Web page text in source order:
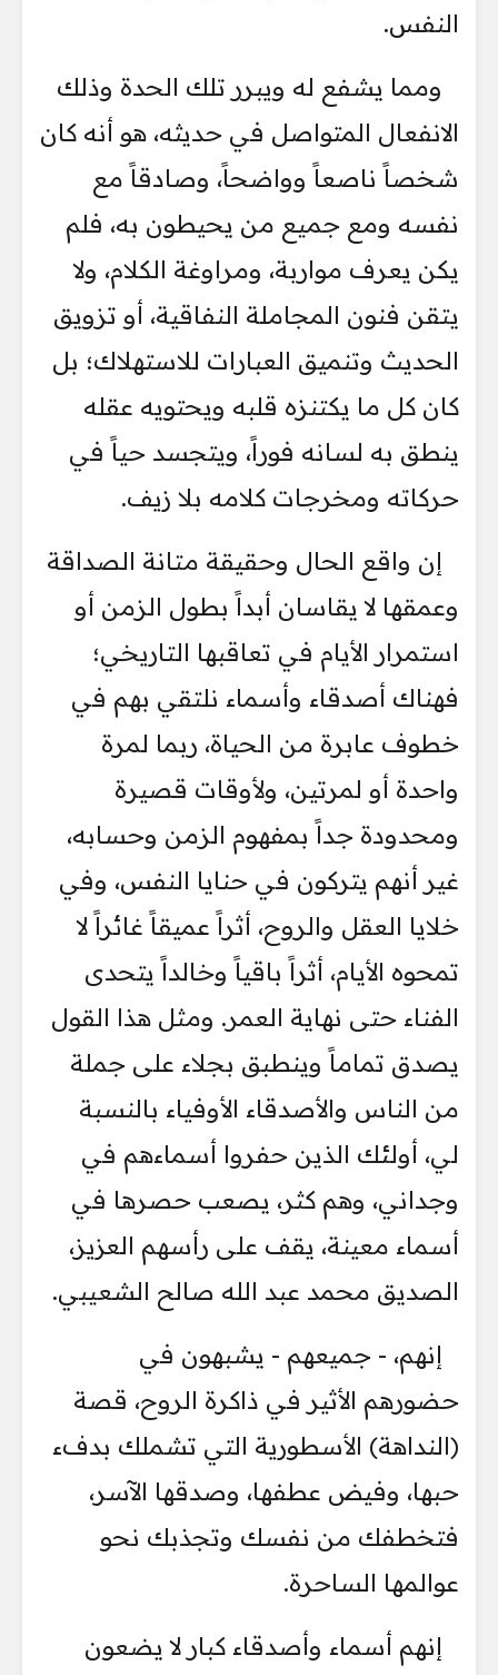
النفس.
ومما يشفع له ويبرر تلك الحدة وذلك
الانفعال المتواصل في حديثه، هو أنه كان
شخصاً ناصعاً وواضحاً، وصادقاً مع
نفسه ومع جميع من يحيطون به، فلم
يكن يعرف مواربة، ومراوغة الكلام، ولا
يتقن فنون المجاملة النفاقية، أو تزويق
الحديث وتنميق العبارات للاستهلاك؛ بل
كان كل ما يكتنزه قلبه ويحتويه عقله
ينطق به لسانه فوراً، ويتجسد حياً في
حركاته ومخرجات كلامه بلا زيف.
إن واقع الحال وحقيقة متانة الصداقة
وعمقها لا يقاسان أبداً بطول الزمن أو
استمرار الأيام في تعاقبها التاريخي؛
فهناك أصدقاء وأسماء نلتقي بهم في
خطوف عابرة من الحياة، ربما لمرة
واحدة أو لمرتين، ولأوقات قصيرة
ومحدودة جداً بمفهوم الزمن وحسابه،
غير أنهم يتركون في حنايا النفس، وفي
خلايا العقل والروح، أثراً عميقاً غائراً لا
تمحوه الأيام، أثراً باقياً وخالداً يتحدى
الفناء حتى نهاية العمر. ومثل هذا القول
يصدق تماماً وينطبق بجلاء على جملة
من الناس والأصدقاء الأوفياء بالنسبة
لي، أولئك الذين حفروا أسماءهم في
وجداني، وهم كثر، يصعب حصرها في
أسماء معينة، يقف على رأسهم العزيز،
الصديق محمد عبد الله صالح الشعيبي.
إنهم، - جميعهم - يشبهون في
حضورهم الأثير في ذاكرة الروح، قصة
(النداهة) الأسطورية التي تشملك بدفء
حبها، وفيض عطفها، وصدقها الآسر،
فتخطفك من نفسك وتجذبك نحو
عوالمها الساحرة.
إنهم أسماء وأصدقاء كبار لا يضعون